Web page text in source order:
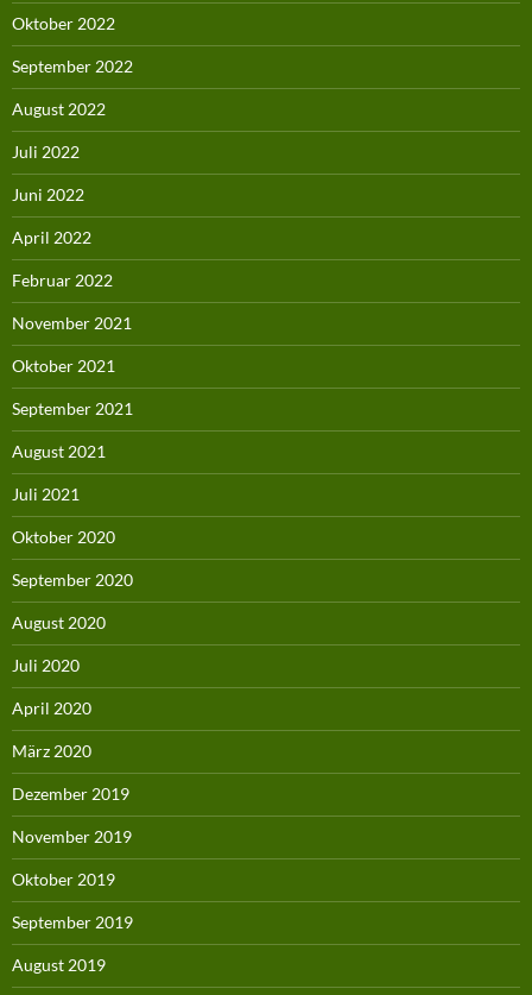
Oktober 2022
September 2022
August 2022
Juli 2022
Juni 2022
April 2022
Februar 2022
November 2021
Oktober 2021
September 2021
August 2021
Juli 2021
Oktober 2020
September 2020
August 2020
Juli 2020
April 2020
März 2020
Dezember 2019
November 2019
Oktober 2019
September 2019
August 2019